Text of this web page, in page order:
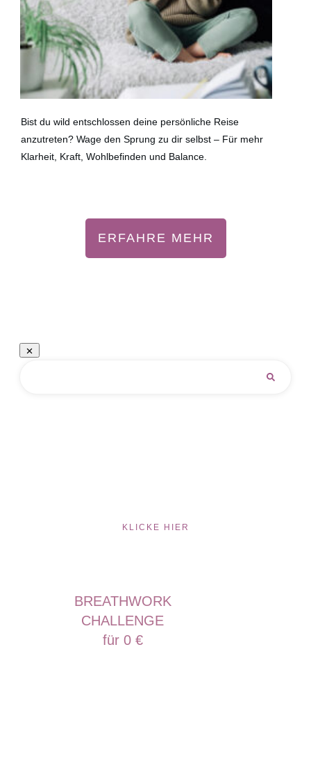
Bist du wild entschlossen deine persönliche Reise
anzutreten? Wage den Sprung zu dir selbst – Für mehr
Klarheit, Kraft, Wohlbefinden und Balance.
ERFAHRE MEHR
KLICKE HIER
BREATHWORK
CHALLENGE
für 0 €